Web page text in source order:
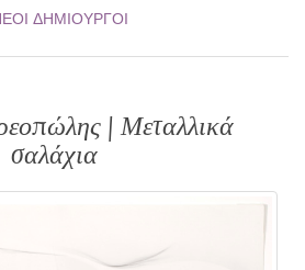
ΔΗΜΙΟΥΡΓΟΊ
| Μεταλλικά
σαλάχια